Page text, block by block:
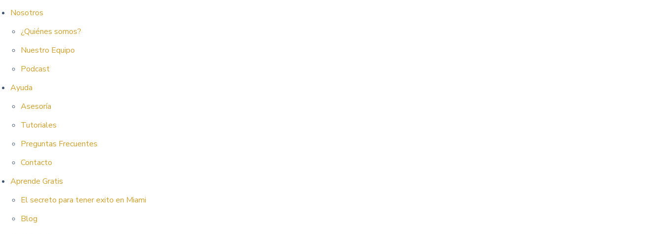
Nosotros
¿Quiénes somos?
Nuestro Equipo
Podcast
Ayuda
Asesoría
Tutoriales
Preguntas Frecuentes
Contacto
Aprende Gratis
El secreto para tener exito en Miami
Blog